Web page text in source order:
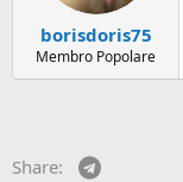
borisdoris75
Membro Popolare
Share: